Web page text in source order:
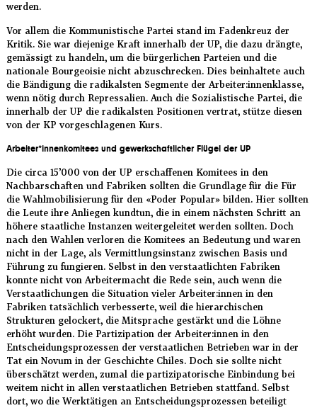
werden.
Vor allem die Kommunistische Partei stand im Fadenkreuz der
Kritik. Sie war diejenige Kraft innerhalb der UP, die dazu drängte,
gemässigt zu handeln, um die bürgerlichen Parteien und die
nationale Bourgeoisie nicht abzuschrecken. Dies beinhaltete auch
die Bändigung die radikalsten Segmente der Arbeiter:innenklasse,
wenn nötig durch Repressalien. Auch die Sozialistische Partei, die
innerhalb der UP die radikalsten Positionen vertrat, stütze diesen
von der KP vorgeschlagenen Kurs.
Arbeiter*innenkomitees und gewerkschaftlicher Flügel der UP
Die circa 15’000 von der UP erschaffenen Komitees in den
Nachbarschaften und Fabriken sollten die Grundlage für die Für
die Wahlmobilisierung für den «Poder Popular» bilden. Hier sollten
die Leute ihre Anliegen kundtun, die in einem nächsten Schritt an
höhere staatliche Instanzen weitergeleitet werden sollten. Doch
nach den Wahlen verloren die Komitees an Bedeutung und waren
nicht in der Lage, als Vermittlungsinstanz zwischen Basis und
Führung zu fungieren. Selbst in den verstaatlichten Fabriken
konnte nicht von Arbeitermacht die Rede sein, auch wenn die
Verstaatlichungen die Situation vieler Arbeiter:innen in den
Fabriken tatsächlich verbesserte, weil die hierarchischen
Strukturen gelockert, die Mitsprache gestärkt und die Löhne
erhöht wurden. Die Partizipation der Arbeiter:innen in den
Entscheidungsprozessen der verstaatlichen Betrieben war in der
Tat ein Novum in der Geschichte Chiles. Doch sie sollte nicht
überschätzt werden, zumal die partizipatorische Einbindung bei
weitem nicht in allen verstaatlichen Betrieben stattfand. Selbst
dort, wo die Werktätigen an Entscheidungsprozessen beteiligt